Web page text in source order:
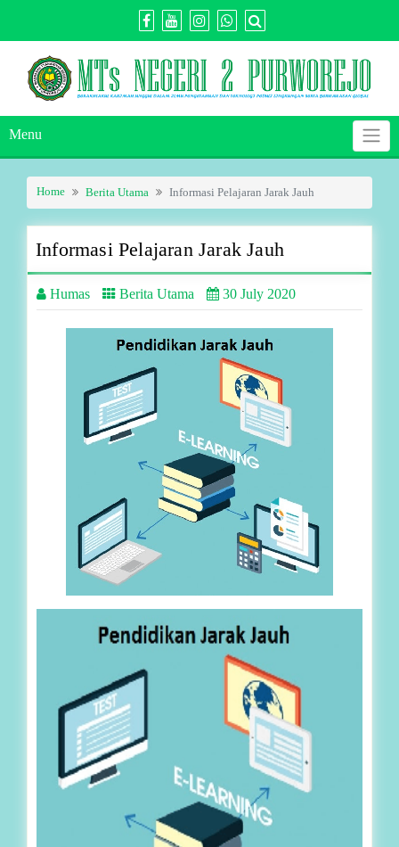
Menu
Home Berita Utama Informasi Pelajaran Jarak Jauh
Informasi Pelajaran Jarak Jauh
Humas Berita Utama 30 July 2020